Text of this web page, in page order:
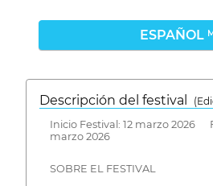
ESPAÑOL
Descripción del festival
(
Inicio Festival: 12 marzo 2026
marzo 2026
SOBRE EL FESTIVAL